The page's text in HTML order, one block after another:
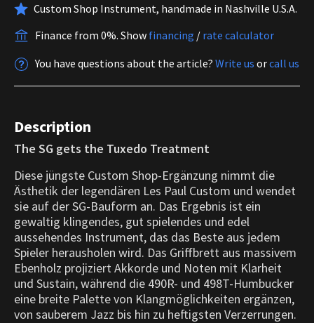
Custom Shop Instrument, handmade in Nashville U.S.A.
Finance from 0%. Show financing / rate calculator
You have questions about the article? Write us orcall us
Description
The SG gets the Tuxedo Treatment
Diese jüngste Custom Shop-Ergänzung nimmt die
Ästhetik der legendären Les Paul Custom und wendet
sie auf der SG-Bauform an. Das Ergebnis ist ein
gewaltig klingendes, gut spielendes und edel
aussehendes Instrument, das das Beste aus jedem
Spieler herausholen wird. Das Griffbrett aus massivem
Ebenholz projiziert Akkorde und Noten mit Klarheit
und Sustain, während die 490R- und 498T-Humbucker
eine breite Palette von Klangmöglichkeiten ergänzen,
von sauberem Jazz bis hin zu heftigsten Verzerrungen.